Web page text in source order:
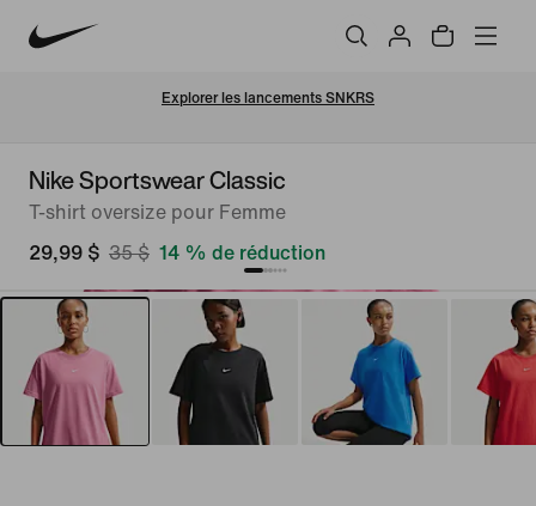
rabais sur une sélection de nouveaux articles
Nike Sportswear Classic
T-shirt oversize pour Femme
29,99 $ 35 $ 14 % de réduction